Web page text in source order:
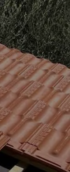
Urgence fuite de
toiture 24